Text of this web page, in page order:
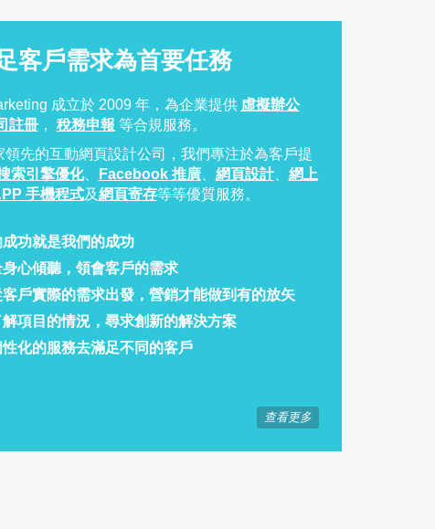
客戶需求為首要任務
成立於 2009 年，為企業提供 虛擬辦公
註冊， 稅務申報 等合規服務。
領先的互動網頁設計公司，我們專注於為客戶提
索引擎優化、 Facebook 推廣、 網頁設計、 網上
手機程式及網頁寄存等等優質服務。
功就是我們的成功
心傾聽，領會客戶的需求
戶實際的需求出發，營銷才能做到有的放矢
項目的情況，尋求創新的解決方案
化的服務去滿足不同的客戶
查看更多